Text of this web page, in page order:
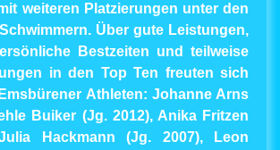
weiteren Platzierungen unter den
Über gute Leistungen,
Bestzeiten und teilweise
in den Top Ten freuten sich
Athleten: Johanne Arns
Buiker (Jg. 2012), Anika Fritzen
Hackmann (Jg. 2007), Leon